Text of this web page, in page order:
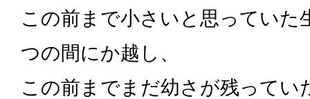
この前まで小さいと思っていた
つの間にか越し、
この前までまだ幼さが残ってい